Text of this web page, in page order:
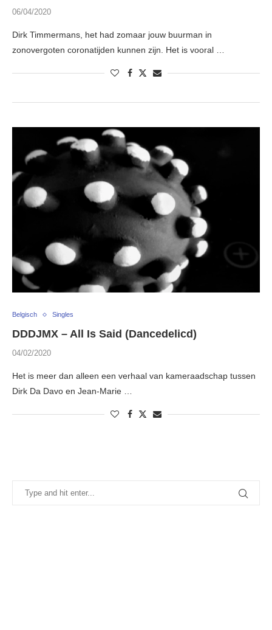
06/04/2020
Dirk Timmermans, het had zomaar jouw buurman in
zonovergoten coronatijden kunnen zijn. Het is vooral …
Belgisch Singles
DDDJMX – All Is Said (Dancedelicd)
04/02/2020
Het is meer dan alleen een verhaal van kameraadschap tussen
Dirk Da Davo en Jean-Marie …